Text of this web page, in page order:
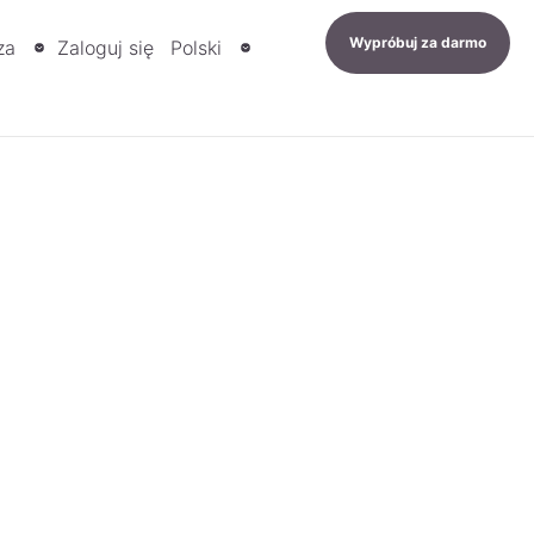
Zaloguj się Polski Wypróbuj za darmo